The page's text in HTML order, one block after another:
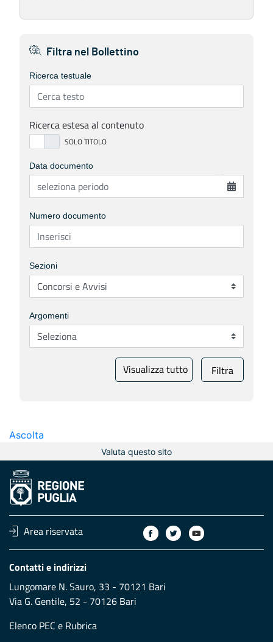
Filtra nel Bollettino
Ricerca testuale
Ricerca estesa al contenuto
Data documento
Numero documento
Sezioni
Argomenti
Visualizza tutto Filtra
Ascolta
Valuta questo sito
Area riservata
Contatti e indirizzi
Lungomare N. Sauro, 33 - 70121 Bari
Via G. Gentile, 52 - 70126 Bari
Elenco PEC e Rubrica